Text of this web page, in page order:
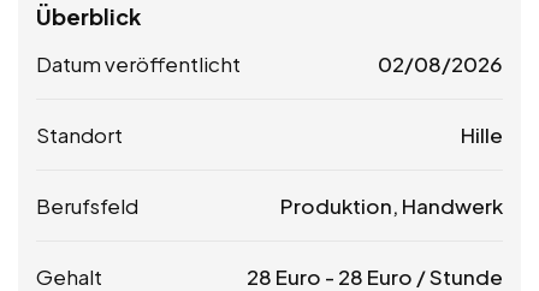
Überblick
Datum veröffentlicht 02/08/2026
Standort Hille
Berufsfeld Produktion, Handwerk
Gehalt 28 Euro - 28 Euro / Stunde